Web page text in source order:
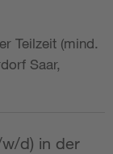
Teilzeit (mind.
Saar,
d) in der